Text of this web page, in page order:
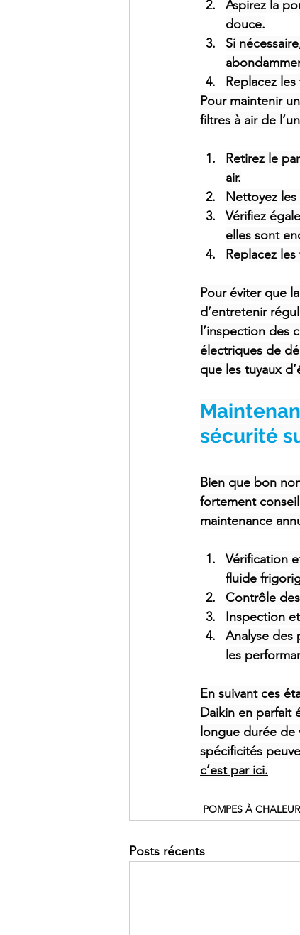
Aspirez la
douce.
Si
Replacez
Pour maintenir
filtres à air de
Retirez le
air.
Nettoyez
Vérifiez
elles sont
Replacez
Pour éviter que
d’entretenir
l’inspection des
électriques de
que les tuyaux
sécurité
Bien que bon
fortement
maintenance
Vérification
fluide
Contrôle
Inspection
Analyse des
les
En suivant ces
Daikin en parfait
longue durée
spécificités
c’est par ici.
POMPES À CHALEUR
Posts récents